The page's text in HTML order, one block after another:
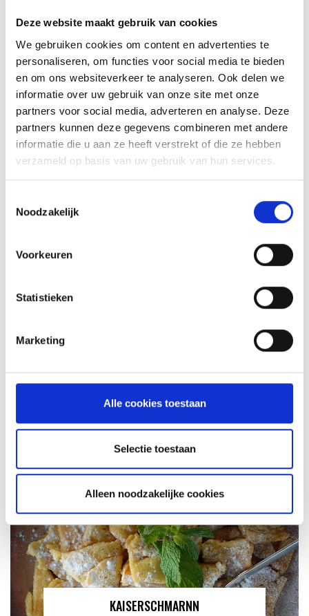
Deze website maakt gebruik van cookies
We gebruiken cookies om content en advertenties te
personaliseren, om functies voor social media te bieden
en om ons websiteverkeer te analyseren. Ook delen we
informatie over uw gebruik van onze site met onze
partners voor social media, adverteren en analyse. Deze
partners kunnen deze gegevens combineren met andere
informatie die u aan ze heeft verstrekt of die ze hebben
verzameld op basis van uw gebruik van hun services.
Noodzakelijk
Voorkeuren
Statistieken
Marketing
Alle cookies toestaan
Selectie toestaan
Alleen noodzakelijke cookies
INSPIRATIE
RECEPTEN EN TIPS
VAN ONZE GRILL MASTERS
MEER INFORMATIE
GENESIS
HOW TO: ONDERHOUD
KAISERSCHMARNN